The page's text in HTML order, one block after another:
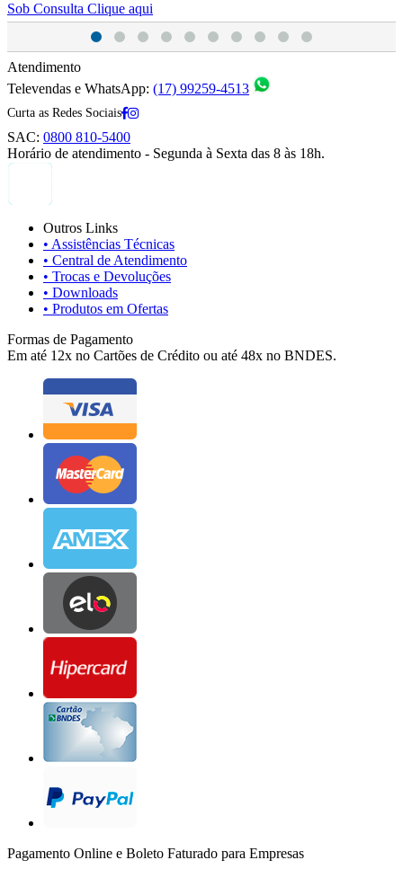
Sob Consulta Clique aqui
Atendimento
Televendas e WhatsApp: (17) 99259-4513
Curta as Redes Sociais
SAC: 0800 810-5400
Horário de atendimento - Segunda à Sexta das 8 às 18h.
Outros Links
• Assistências Técnicas
• Central de Atendimento
• Trocas e Devoluções
• Downloads
• Produtos em Ofertas
Formas de Pagamento
Em até 12x no Cartões de Crédito ou até 48x no BNDES.
Pagamento Online e Boleto Faturado para Empresas